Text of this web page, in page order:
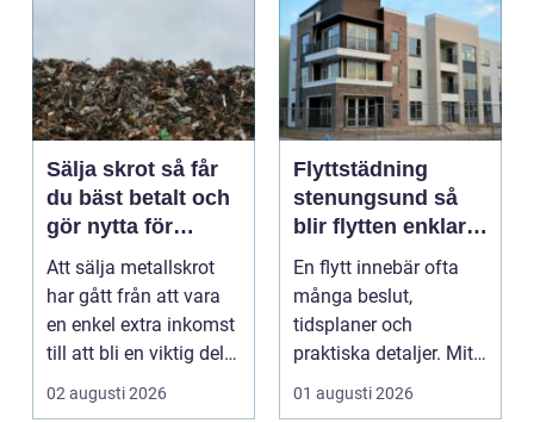
Sälja skrot så får
du bäst betalt och
gör nytta för
miljön
Att sälja metallskrot
har gått från att vara
en enkel extra inkomst
till att bli en viktig del
02 augusti 2026
Flyttstädning
stenungsund så
blir flytten enklare
och mer trygg
En flytt innebär ofta
många beslut,
tidsplaner och
praktiska detaljer. Mitt
i allt hamnar
flyttstädn...
01 augusti 2026